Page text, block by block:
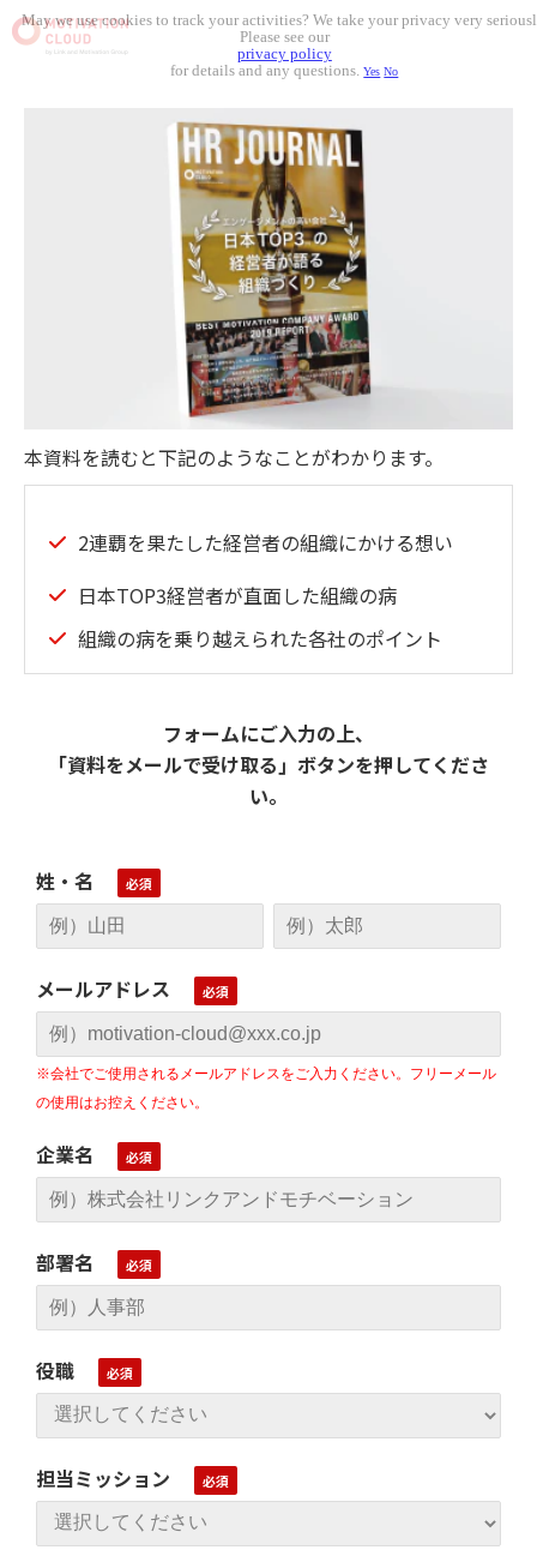
本資料を読むと下記のようなことがわかります。
2連覇を果たした経営者の組織にかける想い
日本TOP3経営者が直面した組織の病
組織の病を乗り越えられた各社のポイント
フォームにご入力の上、
「資料をメールで受け取る」ボタンを押してくださ
い。
姓・名
メールアドレス
※会社でご使用されるメールアドレスをご入力ください。フリーメール
の使用はお控えください。
企業名
部署名
役職
担当ミッション
May we use cookies to track your activities? We take your privacy very
Please see our
privacy policy
for details and any questions.Yes No